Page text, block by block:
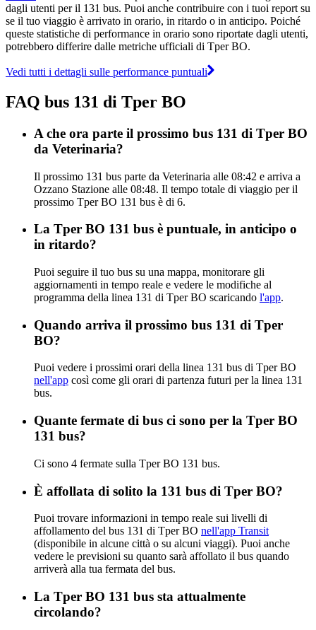
dagli utenti per il 131 bus. Puoi anche contribuire con i tuoi report su
se il tuo viaggio è arrivato in orario, in ritardo o in anticipo. Poiché
queste statistiche di performance in orario sono riportate dagli utenti,
potrebbero differire dalle metriche ufficiali di Tper BO.
Vedi tutti i dettagli sulle performance puntuali
FAQ bus 131 di Tper BO
A che ora parte il prossimo bus 131 di Tper BO
da Veterinaria?
Il prossimo 131 bus parte da Veterinaria alle 08:42 e arriva a
Ozzano Stazione alle 08:48. Il tempo totale di viaggio per il
prossimo Tper BO 131 bus è di 6.
La Tper BO 131 bus è puntuale, in anticipo o
in ritardo?
Puoi seguire il tuo bus su una mappa, monitorare gli
aggiornamenti in tempo reale e vedere le modifiche al
programma della linea 131 di Tper BO scaricando l'app.
Quando arriva il prossimo bus 131 di Tper
BO?
Puoi vedere i prossimi orari della linea 131 bus di Tper BO
nell'app così come gli orari di partenza futuri per la linea 131
bus.
Quante fermate di bus ci sono per la Tper BO
131 bus?
Ci sono 4 fermate sulla Tper BO 131 bus.
È affollata di solito la 131 bus di Tper BO?
Puoi trovare informazioni in tempo reale sui livelli di
affollamento del bus 131 di Tper BO nell'app Transit
(disponibile in alcune città o su alcuni viaggi). Puoi anche
vedere le previsioni su quanto sarà affollato il bus quando
arriverà alla tua fermata del bus.
La Tper BO 131 bus sta attualmente
circolando?